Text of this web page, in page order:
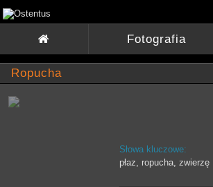

Fotografia
Ropucha
Słowa kluczowe:
płaz, ropucha, zwierzę